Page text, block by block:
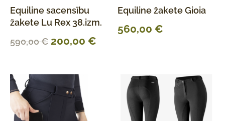
Equiline sacensību
žakete Lu Rex 38.izm.
590,00€ 200,00 €
Equiline žakete Gioia
560,00 €